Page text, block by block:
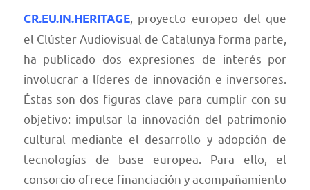
CR.EU.IN.HERITAGE, proyecto europeo del que
el Clúster Audiovisual de Catalunya forma parte,
ha publicado dos expresiones de interés por
involucrar a líderes de innovación e inversores.
Éstas son dos figuras clave para cumplir con su
objetivo: impulsar la innovación del patrimonio
cultural mediante el desarrollo y adopción de
tecnologías de base europea. Para ello, el
consorcio ofrece financiación y acompañamiento